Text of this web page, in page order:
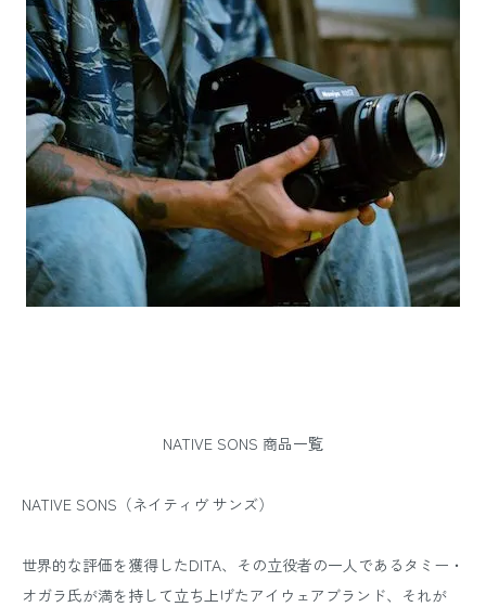
NATIVE SONS 商品一覧
NATIVE SONS（ネイティヴ サンズ）
世界的な評価を獲得したDITA、その立役者の一人であるタミー・
オガラ氏が満を持して立ち上げたアイウェアブランド、それが